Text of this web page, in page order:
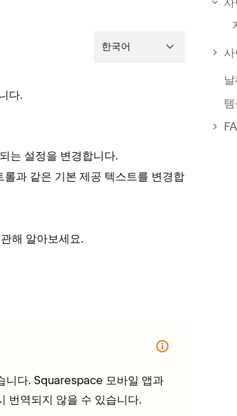
한국어
다.
는 설정을 변경합니다.
과 같은 기본 제공 텍스트를 변경합
해 알아보세요.
니다. Squarespace 모바일 앱과
번역되지 않을 수 있습니다.